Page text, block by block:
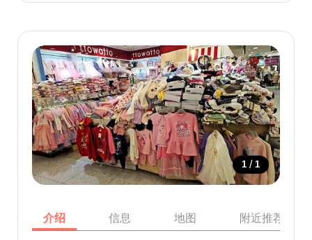
1 / 1
介绍 信息 地图 附近推荐景点